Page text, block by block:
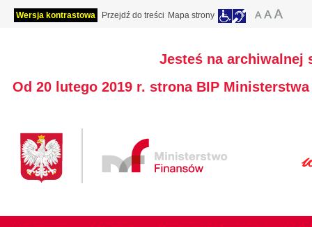
Wersja kontrastowa Przejdź do treści Mapa strony
Jesteś na archiwalnej
Od 20 lutego 2019 r. strona BIP